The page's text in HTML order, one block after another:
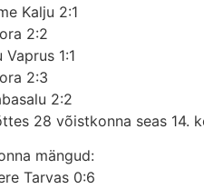
Kalju 2:1
2:2
Vaprus 1:1
2:3
2:2
28 võistkonna seas 14.
mängud:
Tarvas 0:6